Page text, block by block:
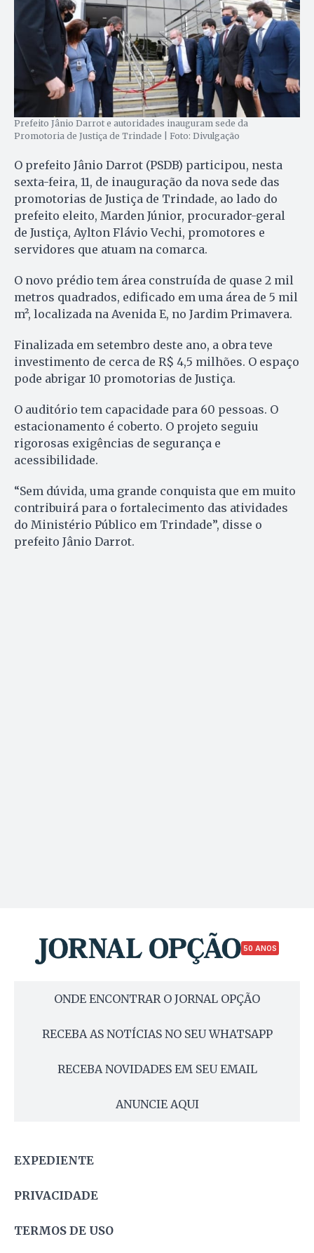
Prefeito Jânio Darrot e autoridades inauguram sede da
Promotoria de Justiça de Trindade | Foto: Divulgação
O prefeito Jânio Darrot (PSDB) participou, nesta
sexta-feira, 11, de inauguração da nova sede das
promotorias de Justiça de Trindade, ao lado do
prefeito eleito, Marden Júnior, procurador-geral
de Justiça, Aylton Flávio Vechi, promotores e
servidores que atuam na comarca.
O novo prédio tem área construída de quase 2 mil
metros quadrados, edificado em uma área de 5 mil
m², localizada na Avenida E, no Jardim Primavera.
Finalizada em setembro deste ano, a obra teve
investimento de cerca de R$ 4,5 milhões. O espaço
pode abrigar 10 promotorias de Justiça.
O auditório tem capacidade para 60 pessoas. O
estacionamento é coberto. O projeto seguiu
rigorosas exigências de segurança e
acessibilidade.
“Sem dúvida, uma grande conquista que em muito
contribuirá para o fortalecimento das atividades
do Ministério Público em Trindade”, disse o
prefeito Jânio Darrot.
50 ANOS
ONDE ENCONTRAR O JORNAL OPÇÃO
RECEBA AS NOTÍCIAS NO SEU WHATSAPP
RECEBA NOVIDADES EM SEU EMAIL
ANUNCIE AQUI
EXPEDIENTE
PRIVACIDADE
TERMOS DE USO